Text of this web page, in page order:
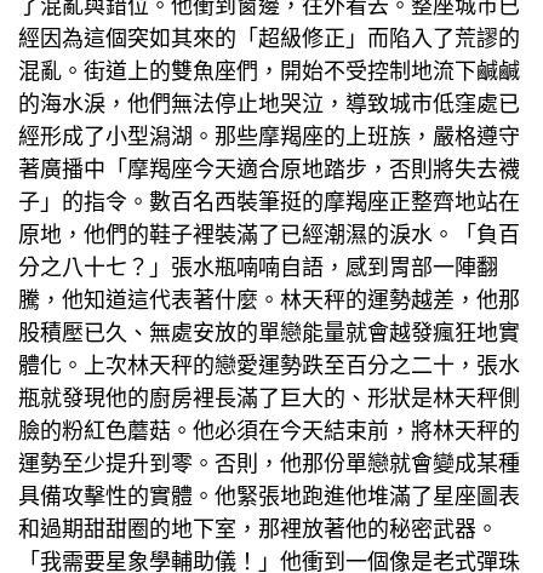
了混亂與錯位。他衝到窗邊，往外看去。整座城市已
經因為這個突如其來的「超級修正」而陷入了荒謬的
混亂。街道上的雙魚座們，開始不受控制地流下鹹鹹
的海水淚，他們無法停止地哭泣，導致城市低窪處已
經形成了小型潟湖。那些摩羯座的上班族，嚴格遵守
著廣播中「摩羯座今天適合原地踏步，否則將失去襪
子」的指令。數百名西裝筆挺的摩羯座正整齊地站在
原地，他們的鞋子裡裝滿了已經潮濕的淚水。「負百
分之八十七？」張水瓶喃喃自語，感到胃部一陣翻
騰，他知道這代表著什麼。林天秤的運勢越差，他那
股積壓已久、無處安放的單戀能量就會越發瘋狂地實
體化。上次林天秤的戀愛運勢跌至百分之二十，張水
瓶就發現他的廚房裡長滿了巨大的、形狀是林天秤側
臉的粉紅色蘑菇。他必須在今天結束前，將林天秤的
運勢至少提升到零。否則，他那份單戀就會變成某種
具備攻擊性的實體。他緊張地跑進他堆滿了星座圖表
和過期甜甜圈的地下室，那裡放著他的秘密武器。
「我需要星象學輔助儀！」他衝到一個像是老式彈珠